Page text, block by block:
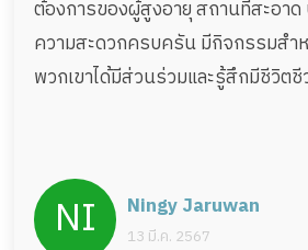
ต้องการของผู้สูงอายุ สถานที่สะอาด
ความสะดวกครบครัน มีกิจกรรมสำ
พวกเขาได้มีส่วนร่วมและรู้สึกมีชีวิตชี
Ningy Jaruwan
13 มี.ค. 2567